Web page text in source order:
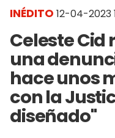
INÉDITO 12-04-2023
Celeste Cid
una
hace unos
con la
diseñado"